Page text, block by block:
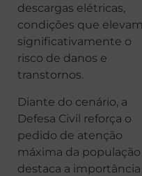
descargas elétricas,
condições que elevam
significativamente o
risco de danos e
transtornos.
Diante do cenário, a
Defesa Civil reforça o
pedido de atenção
máxima da população
destaca a importância